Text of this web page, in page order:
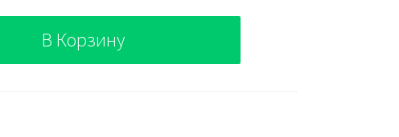
В Корзину